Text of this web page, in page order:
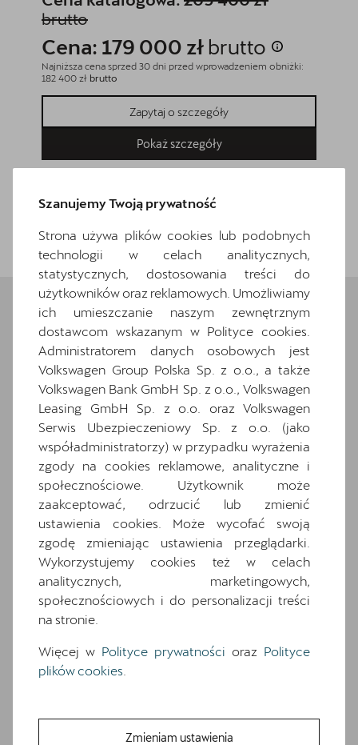
brutto
Cena: 179 000 zł brutto
Najniższa cena sprzed 30 dni przed wprowadzeniem obniżki:
182 400 zł brutto
Zapytaj o szczegóły
Pokaż szczegóły
Wybrane elementy
wyposażenia
Ten samochód bazuje na wersji Terramar
Zapoznaj się z wybranymi elementami jego
wyposażenia. O pełną specyfikację zapytaj
dealera.
Wyposażenie standardowe
Wyposażenie dodatkowe i pakiety
2 gniazda USB typu C z przodu i 2 typu C z
tyłu
7 poduszek powietrznych (2 przednie, 2
boczne, 2 kurtyny powietrzne, poduszka
centralna)
Awaryjne wspomaganie kierowaniem i
Extended pedestrian protection
Szanujemy Twoją prywatność
Strona używa plików cookies lub podobnych
technologii w celach analitycznych,
statystycznych, dostosowania treści do
użytkowników oraz reklamowych. Umożliwiamy
ich umieszczanie naszym zewnętrznym
dostawcom wskazanym w Polityce cookies.
Administratorem danych osobowych jest
Volkswagen Group Polska Sp. z o.o., a także
Volkswagen Bank GmbH Sp. z o.o., Volkswagen
Leasing GmbH Sp. z o.o. oraz Volkswagen
Serwis Ubezpieczeniowy Sp. z o.o. (jako
współadministratorzy) w przypadku wyrażenia
zgody na cookies reklamowe, analityczne i
społecznościowe. Użytkownik może
zaakceptować, odrzucić lub zmienić
ustawienia cookies. Może wycofać swoją
zgodę zmieniając ustawienia przeglądarki.
Wykorzystujemy cookies też w celach
analitycznych, marketingowych,
społecznościowych i do personalizacji treści
na stronie.
Więcej w Polityce prywatności oraz Polityce
plików cookies
Zmieniam ustawienia